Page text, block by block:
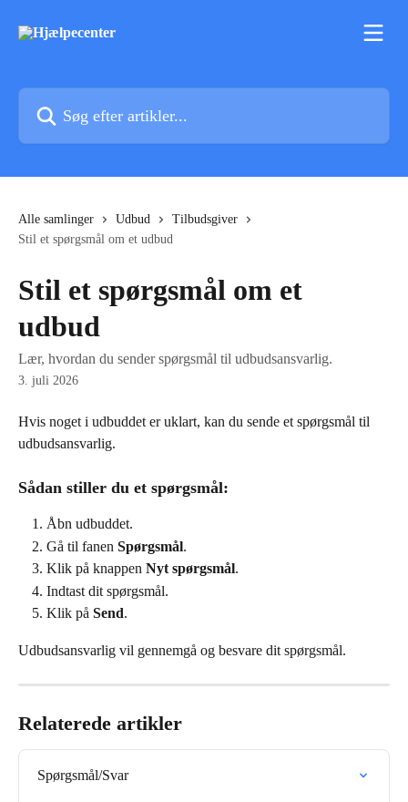
Alle samlinger Udbud
Tilbudsgiver
Stil et spørgsmål om et udbud
Stil et spørgsmål om et
udbud
Lær, hvordan du sender spørgsmål til udbudsansvarlig.
3. juli 2026
Hvis noget i udbuddet er uklart, kan du sende et spørgsmål til
udbudsansvarlig.
Sådan stiller du et spørgsmål:
Åbn udbuddet.
Gå til fanen Spørgsmål.
Klik på knappen Nyt spørgsmål.
Indtast dit spørgsmål.
Klik på Send.
Udbudsansvarlig vil gennemgå og besvare dit spørgsmål.
Relaterede artikler
Spørgsmål/Svar